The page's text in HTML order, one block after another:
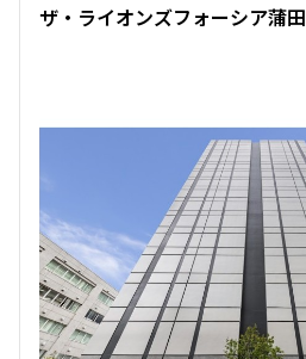
ザ・ライオンズフォーシア蒲田